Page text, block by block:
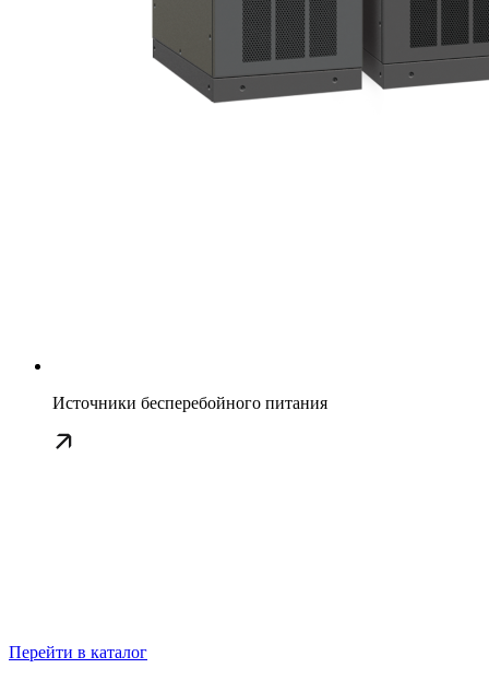
Источники бесперебойного питания
Перейти в каталог